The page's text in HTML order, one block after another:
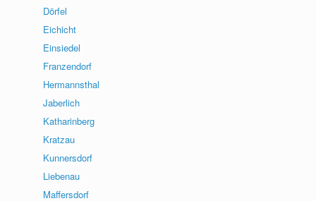
Dörfel
Eichicht
Einsiedel
Franzendorf
Hermannsthal
Jaberlich
Katharinberg
Kratzau
Kunnersdorf
Liebenau
Maffersdorf